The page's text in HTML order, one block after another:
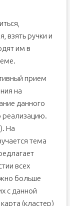
взять ручки и
им в
прием
на
данного
реализацию.
На
тема
всех
больше
с данной
(кластер)